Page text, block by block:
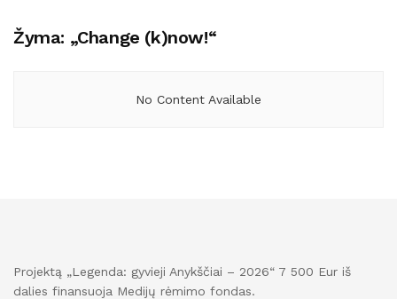
Žyma: „Change (k)now!“
No Content Available
Projektą „Legenda: gyvieji Anykščiai – 2026“ 7 500 Eur iš
dalies finansuoja Medijų rėmimo fondas.